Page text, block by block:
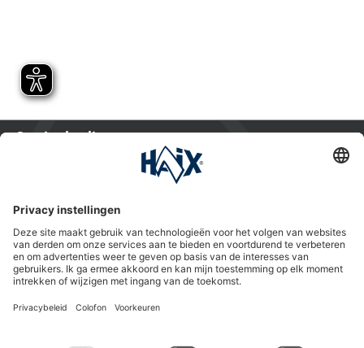
Service hotline
HAIX Group
Shop Service
Nieuwsbrief